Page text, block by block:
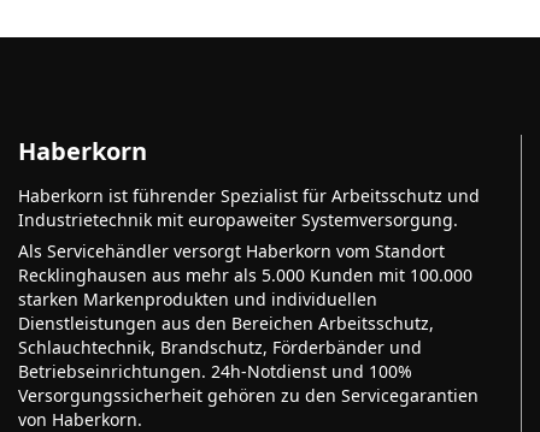
Haberkorn
Haberkorn ist führender Spezialist für Arbeitsschutz und
Industrietechnik mit europaweiter Systemversorgung.
Als Servicehändler versorgt Haberkorn vom Standort
Recklinghausen aus mehr als 5.000 Kunden mit 100.000
starken Markenprodukten und individuellen
Dienstleistungen aus den Bereichen Arbeitsschutz,
Schlauchtechnik, Brandschutz, Förderbänder und
Betriebseinrichtungen. 24h-Notdienst und 100%
Versorgungssicherheit gehören zu den Servicegarantien
von Haberkorn.